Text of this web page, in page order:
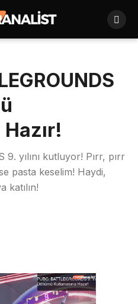
yılını kutluyor! Pırr, pırr
pasta keselim! Haydi,
katılın!